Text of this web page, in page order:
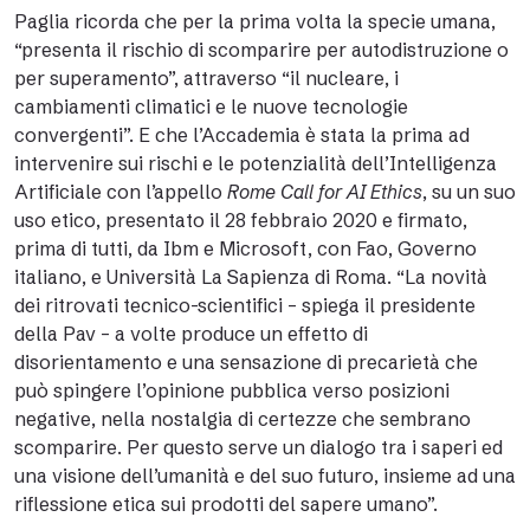
Paglia ricorda che per la prima volta la specie umana,
“presenta il rischio di scomparire per autodistruzione o
per superamento”, attraverso “il nucleare, i
cambiamenti climatici e le nuove tecnologie
convergenti”. E che l’Accademia è stata la prima ad
intervenire sui rischi e le potenzialità dell’Intelligenza
Artificiale con l’appello Rome Call for AI Ethics, su un suo
uso etico, presentato il 28 febbraio 2020 e firmato,
prima di tutti, da Ibm e Microsoft, con Fao, Governo
italiano, e Università La Sapienza di Roma. “La novità
dei ritrovati tecnico-scientifici – spiega il presidente
della Pav – a volte produce un effetto di
disorientamento e una sensazione di precarietà che
può spingere l’opinione pubblica verso posizioni
negative, nella nostalgia di certezze che sembrano
scomparire. Per questo serve un dialogo tra i saperi ed
una visione dell’umanità e del suo futuro, insieme ad una
riflessione etica sui prodotti del sapere umano”.